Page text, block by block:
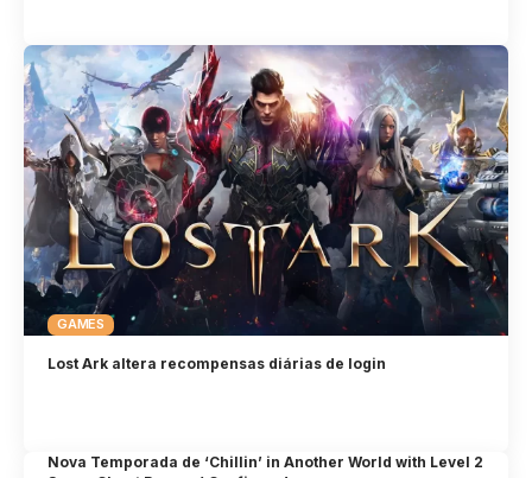
GAMES
Lost Ark altera recompensas diárias de login
Nova Temporada de ‘Chillin’ in Another World with Level 2